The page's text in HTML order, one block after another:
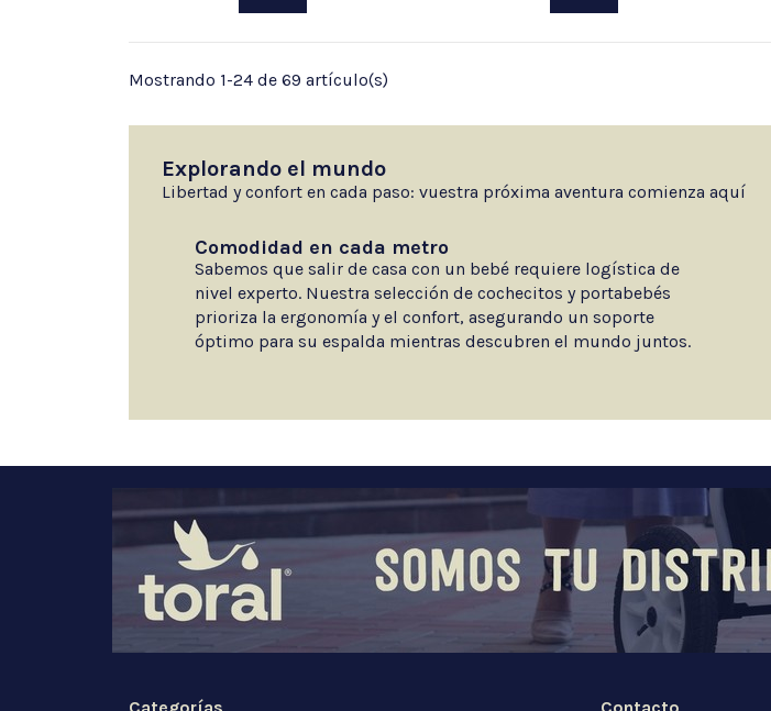
Mostrando 1-24 de 69 artículo(s)
Explorando el mundo
Libertad y confort en cada paso: vuestra próxima aventura comienza aquí
Comodidad en cada metro
Sabemos que salir de casa con un bebé requiere logística de
nivel experto. Nuestra selección de cochecitos y portabebés
prioriza la ergonomía y el confort, asegurando un soporte
óptimo para su espalda mientras descubren el mundo juntos.